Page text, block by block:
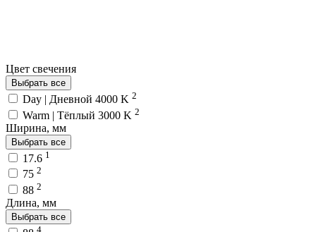
Цвет свечения
Выбрать все
Day | Дневной 4000 K 2
Warm | Тёплый 3000 K 2
Ширина, мм
Выбрать все
17.6 1
75 2
88 2
Длина, мм
Выбрать все
4